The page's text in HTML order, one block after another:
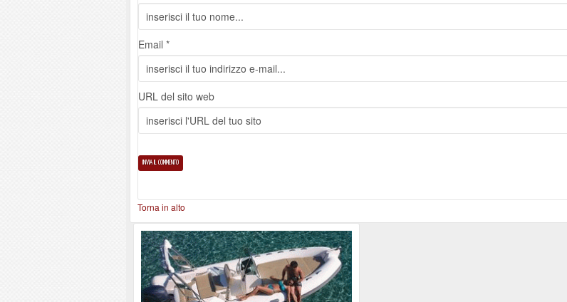
Email *
URL del sito web
Torna in alto